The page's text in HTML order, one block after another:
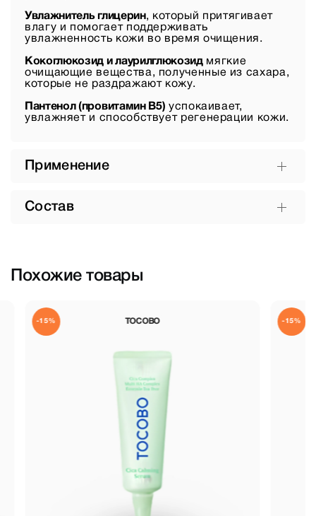
Увлажнитель глицерин, который притягивает
влагу и помогает поддерживать
увлажненность кожи во время очищения.
Кокоглюкозид и лаурилглюкозидмягкие
очищающие вещества, полученные из сахара,
которые не раздражают кожу.
Пантенол (провитамин B5) успокаивает,
увлажняет и способствует регенерации кожи.
Применение
Состав
Похожие товары
TOCOBO
-15% -15%